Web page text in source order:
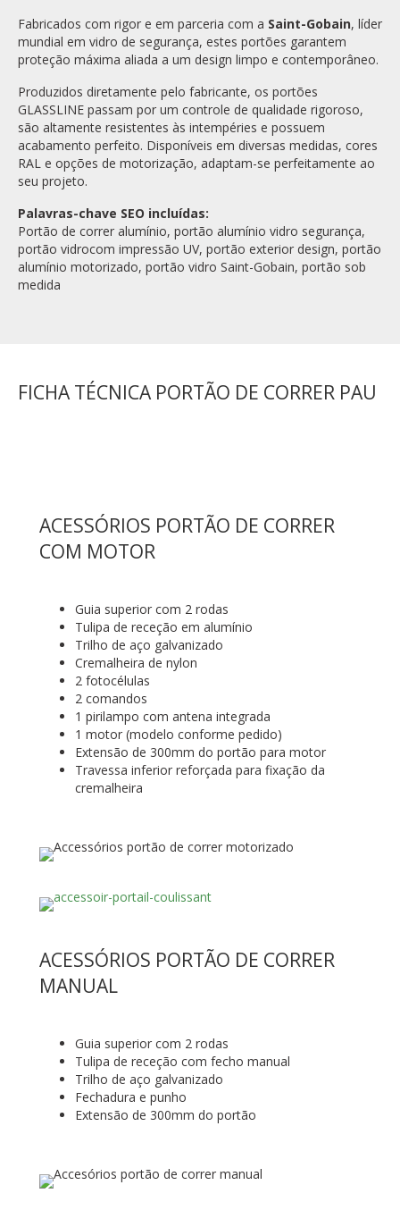
Fabricados com rigor e em parceria com a Saint-Gobain, líder
mundial em vidro de segurança, estes portões garantem
proteção máxima aliada a um design limpo e contemporâneo.
Produzidos diretamente pelo fabricante, os portões
GLASSLINE passam por um controle de qualidade rigoroso,
são altamente resistentes às intempéries e possuem
acabamento perfeito. Disponíveis em diversas medidas, cores
RAL e opções de motorização, adaptam-se perfeitamente ao
seu projeto.
Palavras-chave SEO incluídas:
Portão de correr alumínio, portão alumínio vidro segurança,
portão vidrocom impressão UV, portão exterior design, portão
alumínio motorizado, portão vidro Saint-Gobain, portão sob
medida
FICHA TÉCNICA PORTÃO DE CORRER PAU
ACESSÓRIOS PORTÃO DE CORRER
COM MOTOR
Guia superior com 2 rodas
Tulipa de receção em alumínio
Trilho de aço galvanizado
Cremalheira de nylon
2 fotocélulas
2 comandos
1 pirilampo com antena integrada
1 motor (modelo conforme pedido)
Extensão de 300mm do portão para motor
Travessa inferior reforçada para fixação da
cremalheira
ACESSÓRIOS PORTÃO DE CORRER
MANUAL
Guia superior com 2 rodas
Tulipa de receção com fecho manual
Trilho de aço galvanizado
Fechadura e punho
Extensão de 300mm do portão